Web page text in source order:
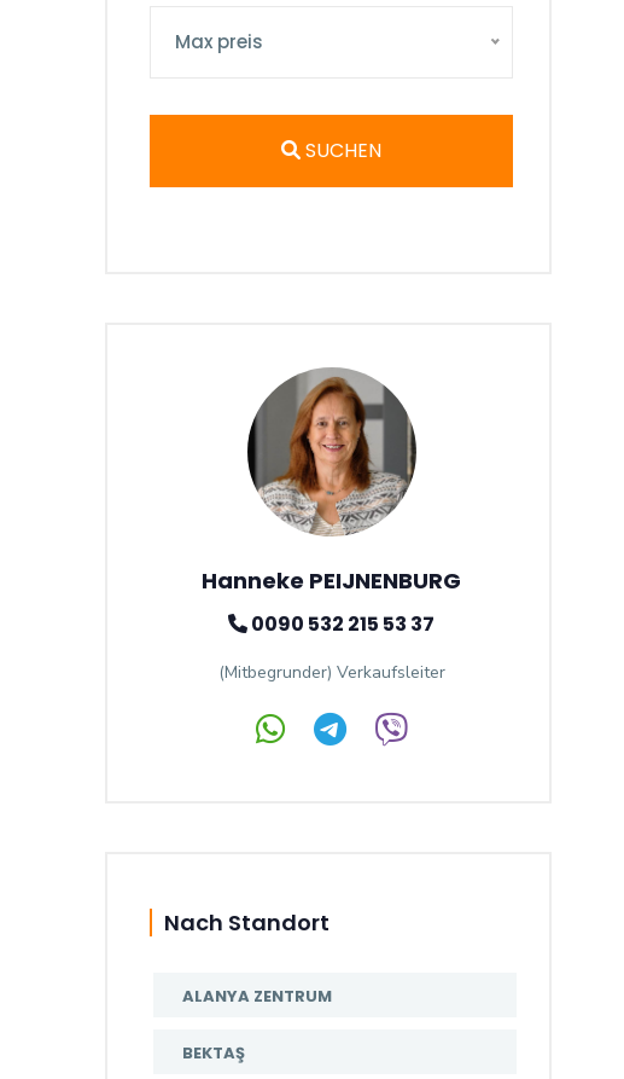
Max preis
SUCHEN
Hanneke PEIJNENBURG
0090 532 215 53 37
(Mitbegrunder) Verkaufsleiter
Nach Standort
ALANYA ZENTRUM
BEKTAŞ